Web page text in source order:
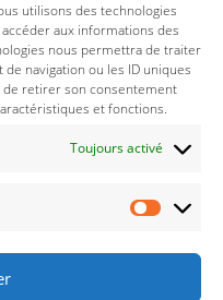
utilisons des technologies
aux informations des
nous permettra de traiter
navigation ou les ID uniques
de retirer son consentement
et fonctions.
Toujours activé